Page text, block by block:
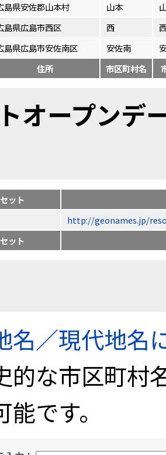
島県安佐郡山本村 山本
島県広島市西区 西
島県広島市安佐南区 安佐南
住所 市区町村名
オープン
ット
http://geonames.jp/
ット
名／現代地名
的な市区町村
です。